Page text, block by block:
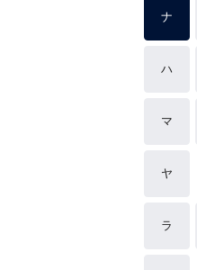
ナ
ハ
マ
ヤ
ラ